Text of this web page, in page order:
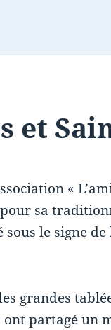
et
«
pour sa
le signe
grandes
partagé un